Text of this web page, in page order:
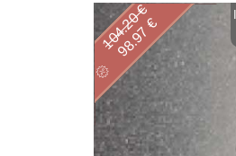
98.97 €
104.20 €